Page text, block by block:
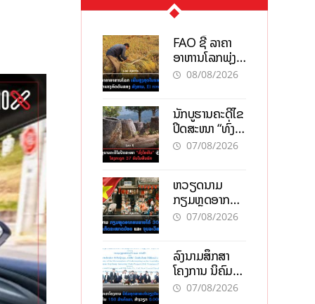
FAO ຊີ້ ລາຄາ
ອາຫານໂລກພຸ່ງ
ສູງສຸດໃນຮອບ 3
ສົງຄາມ, El
nino
08/08/2026
ນັກບູຮານຄະດີໄຂ
ປິດສະໜາ “ທົ່ງ
ໄຫຫີນ” ຫຼັງພົບ
07/08/2026
ຫວຽດນາມ
ກຽມຫຼຸດອາກອນ
ລາຍໄດ້ 30%
ແລະ ຈຸນລະ
ວິສາຫະກິດ
07/08/2026
ລົງນາມສຶກສາ
ໂຄງການ ນິຄົມ
ອຸດສາຫະກຳ
07/08/2026